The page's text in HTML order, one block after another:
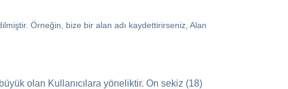
Örneğin, bize bir alan adı kaydettirirseniz, Alan
olan Kullanıcılara yöneliktir. On sekiz (18)